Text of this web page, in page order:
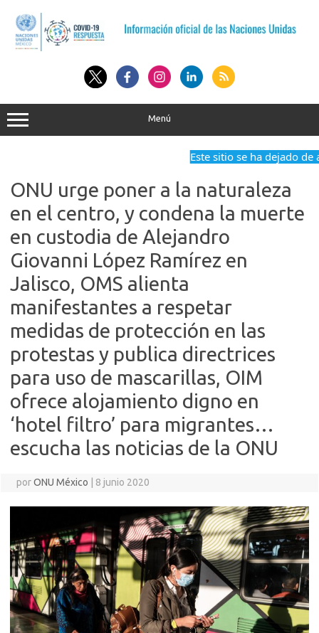
contenido
Menú
Este sitio se ha dejado de
ONU urge poner a la naturaleza
en el centro, y condena la muerte
en custodia de Alejandro
Giovanni López Ramírez en
Jalisco, OMS alienta
manifestantes a respetar
medidas de protección en las
protestas y publica directrices
para uso de mascarillas, OIM
ofrece alojamiento digno en
‘hotel filtro’ para migrantes…
escucha las noticias de la ONU
porONU México 8 junio 2020